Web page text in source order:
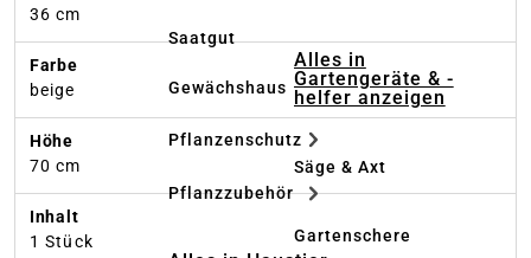
Saatgut
Gewächshaus
Pflanzenschutz
Pflanzzubehör
Alles in
Gartengeräte & -
helfer anzeigen
Säge & Axt
Gartenschere
36 cm
Farbe
beige
Höhe
70 cm
Inhalt
1 Stück